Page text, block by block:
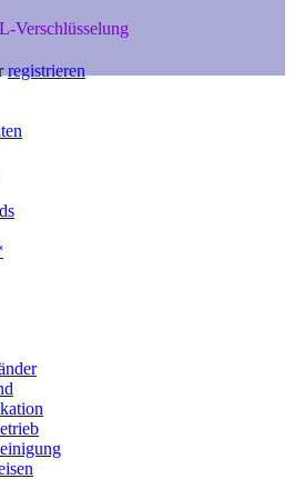
Verschlüsselung
registrieren